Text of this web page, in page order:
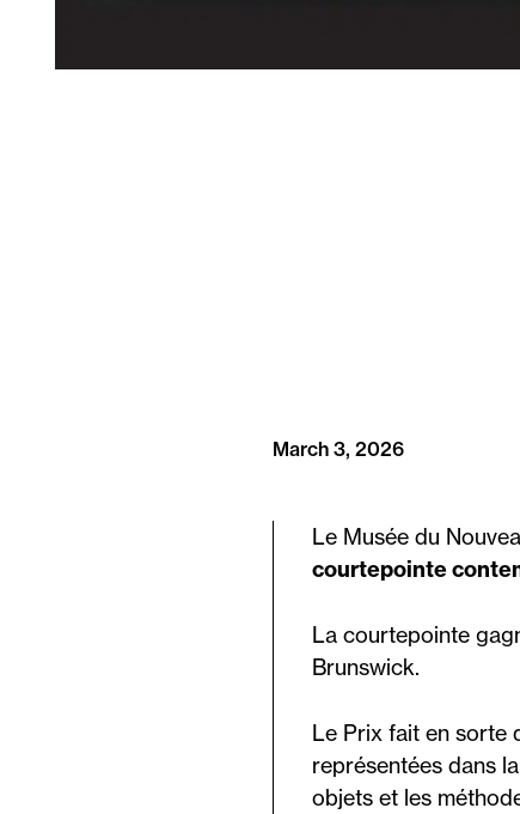
March 3, 2026
Le Musée du
courtepointe
La courtepointe
Brunswick.
Le Prix fait en sorte
représentées dans
objets et les